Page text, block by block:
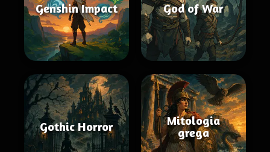
Genshin Impact God of War
Gothic Horror
Mitologia
grega